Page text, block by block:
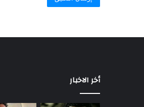
أخر الاخبار